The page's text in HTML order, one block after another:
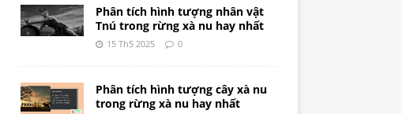
Phân tích hình tượng nhân vật
Tnú trong rừng xà nu hay nhất
15 Th5 2025 0
Phân tích hình tượng cây xà nu
trong rừng xà nu hay nhất